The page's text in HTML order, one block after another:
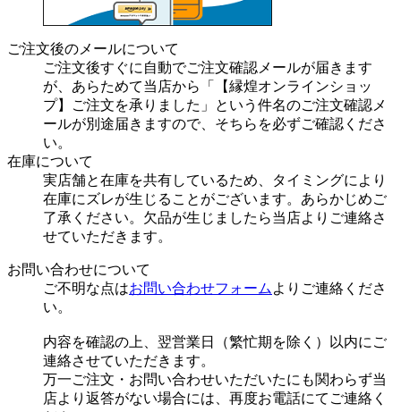
ご注文後のメールについて
ご注文後すぐに自動でご注文確認メールが届きます
が、あらためて当店から「【縁煌オンラインショッ
プ】ご注文を承りました」という件名のご注文確認メ
ールが別途届きますので、そちらを必ずご確認くださ
い。
在庫について
実店舗と在庫を共有しているため、タイミングにより
在庫にズレが生じることがございます。あらかじめご
了承ください。欠品が生じましたら当店よりご連絡さ
せていただきます。
お問い合わせについて
ご不明な点はお問い合わせフォームよりご連絡くださ
い。
内容を確認の上、翌営業日（繁忙期を除く）以内にご
連絡させていただきます。
万一ご注文・お問い合わせいただいたにも関わらず当
店より返答がない場合には、再度お電話にてご連絡く